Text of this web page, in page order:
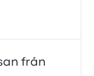
från